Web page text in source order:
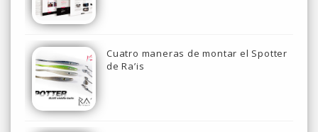
Cuatro maneras de montar el Spotter
de Ra’is